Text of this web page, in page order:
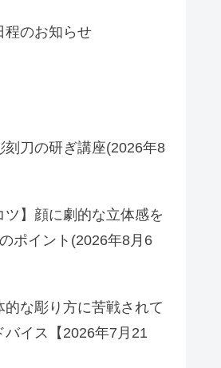
程のお知らせ
刻刀の研ぎ講座(2026年8
ツ】顔に劇的な立体感を
ポイント(2026年8月6
的な彫り方に苦戦されて
バイス【2026年7月21